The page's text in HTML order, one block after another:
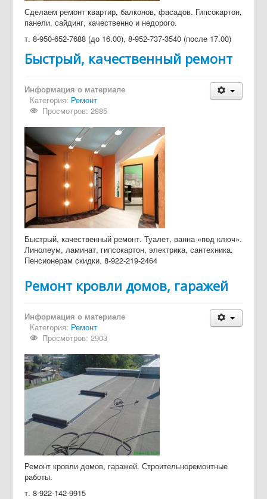
Сделаем ремонт квартир, балконов, фасадов. Гипсокартон,
панели, сайдинг, качественно и недорого.
т. 8-950-652-7688 (до 16.00), 8-952-737-3540 (после 17.00)
Быстрый, качественный ремонт
Информация о материале
Категория: Ремонт
Просмотров: 2885
Быстрый, качественный ремонт. Туалет, ванна «под ключ».
Линолеум, ламинат, гипсокартон, электрика, сантехника.
Пенсионерам скидки. 8-922-219-2464
Ремонт кровли домов, гаражей
Информация о материале
Категория: Ремонт
Просмотров: 2903
Ремонт кровли домов, гаражей. Строительноремонтные
работы.
т. 8-922-142-9915